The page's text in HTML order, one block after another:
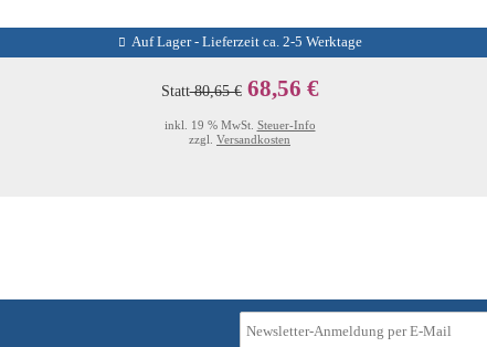
Auf Lager - Lieferzeit ca. 2-5 Werktage
Statt80,65 € 68,56 €
inkl. 19 % MwSt. Steuer-Info
zzgl. Versandkosten